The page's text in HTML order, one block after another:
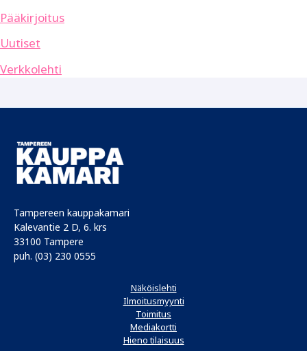
Pääkirjoitus
Uutiset
Verkkolehti
Tampereen kauppakamari
Kalevantie 2 D, 6. krs
33100 Tampere
puh. (03) 230 0555
Näköislehti
Ilmoitusmyynti
Toimitus
Mediakortti
Hieno tilaisuus